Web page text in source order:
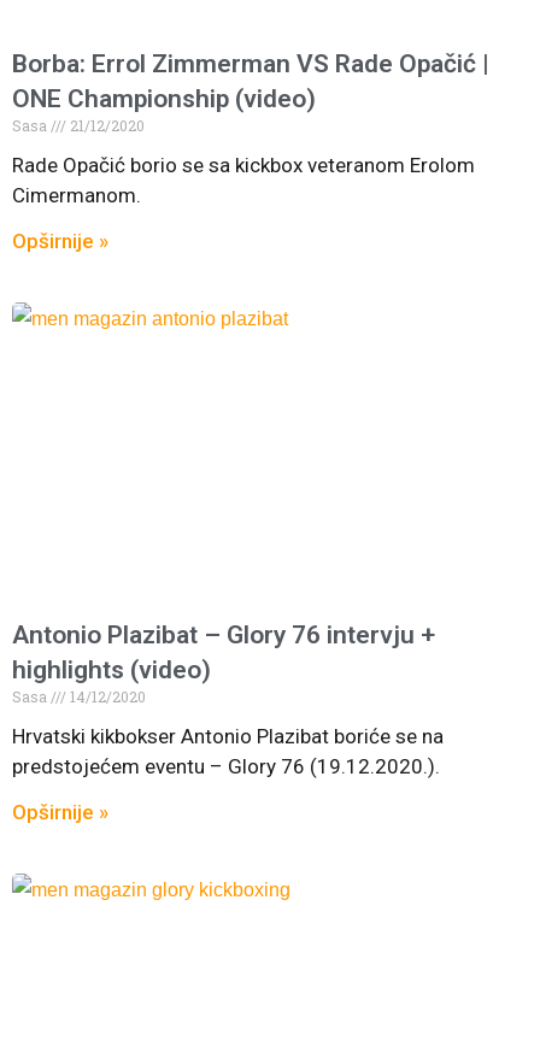
Borba: Errol Zimmerman VS Rade Opačić |
ONE Championship (video)
Sasa 21/12/2020
Rade Opačić borio se sa kickbox veteranom Erolom
Cimermanom.
Opširnije »
Antonio Plazibat – Glory 76 intervju +
highlights (video)
Sasa 14/12/2020
Hrvatski kikbokser Antonio Plazibat boriće se na
predstojećem eventu – Glory 76 (19.12.2020.).
Opširnije »